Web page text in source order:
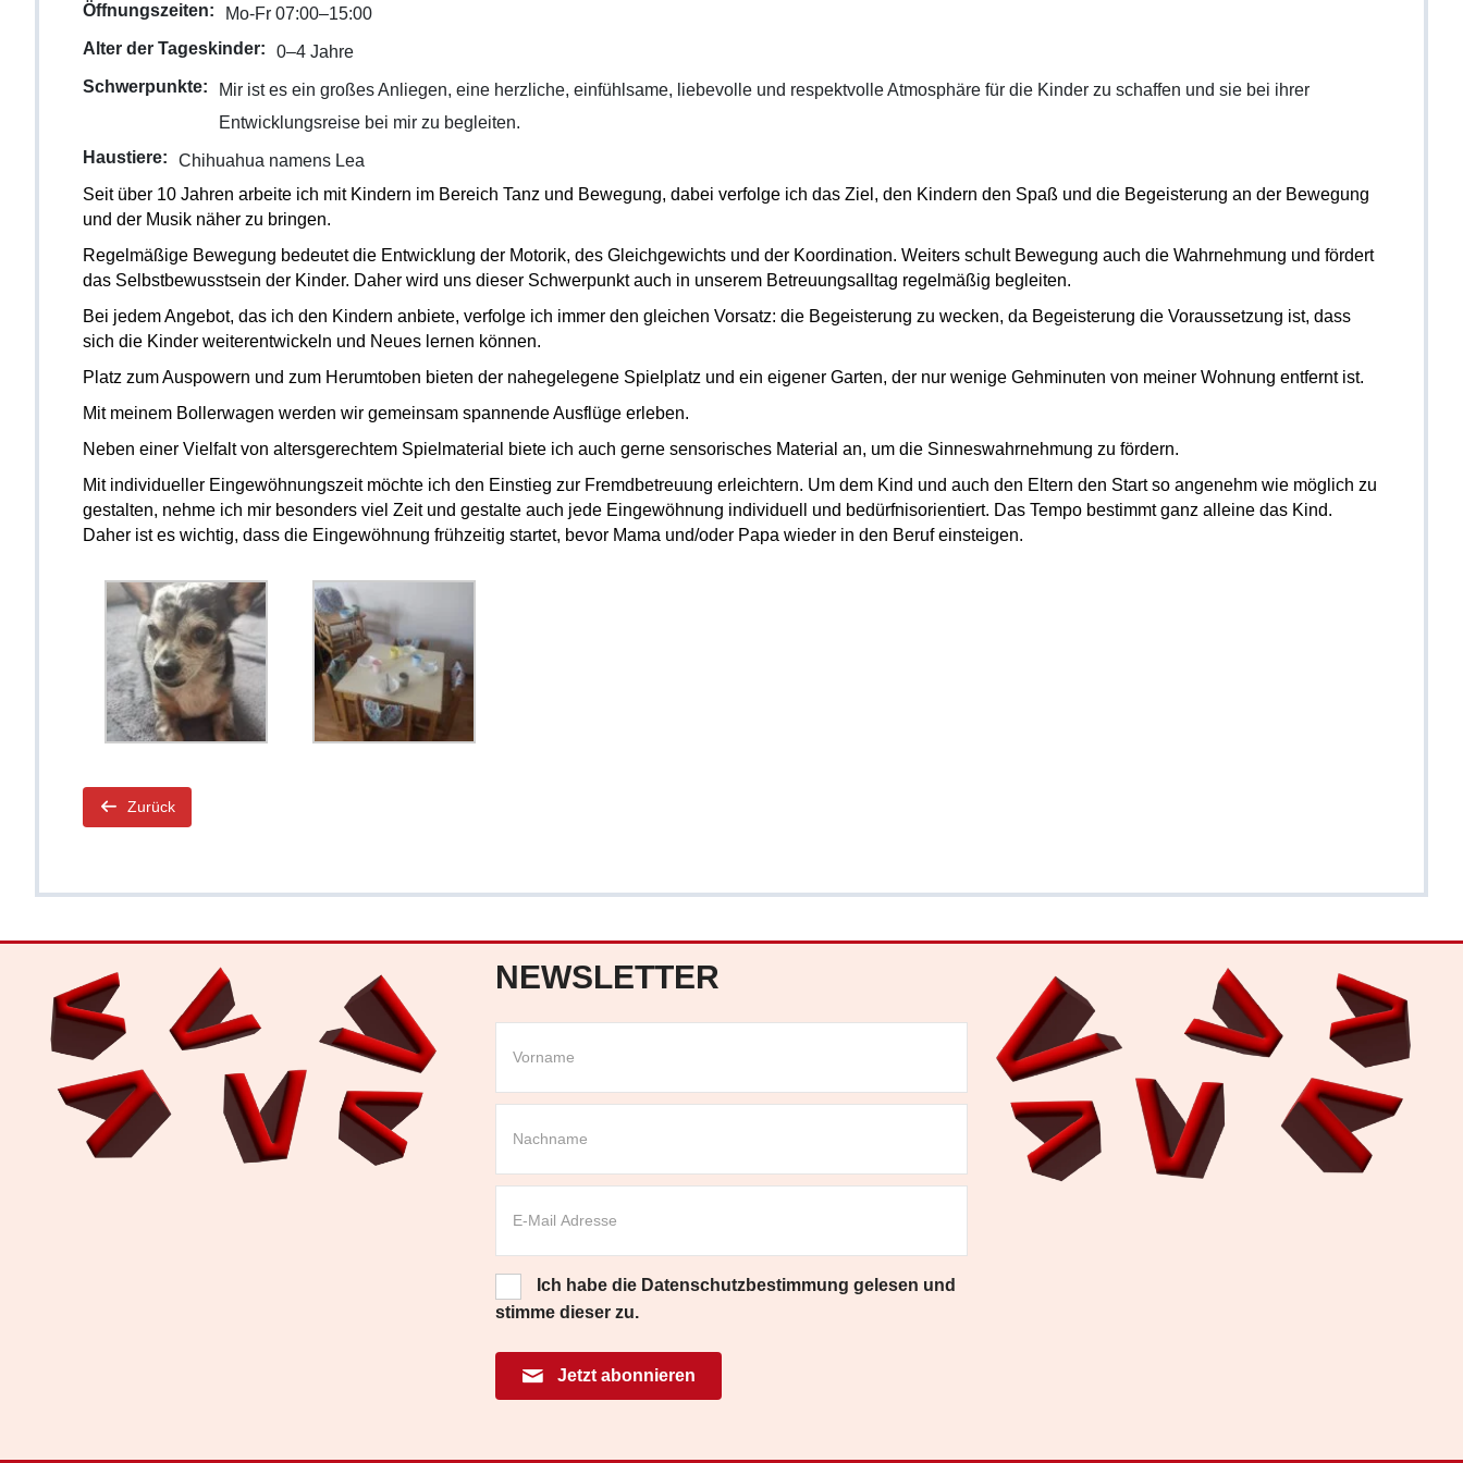
Öffnungszeiten:
Mo-Fr 07:00–15:00
Alter der Tageskinder:
0–4 Jahre
Schwerpunkte:
Mir ist es ein großes Anliegen, eine herzliche, einfühlsame, liebevolle und respektvolle Atmosphäre für die Kinder zu schaffen und sie bei ihrer
Entwicklungsreise bei mir zu begleiten.
Haustiere:
Chihuahua namens Lea
Seit über 10 Jahren arbeite ich mit Kindern im Bereich Tanz und Bewegung, dabei verfolge ich das Ziel, den Kindern den Spaß und die Begeisterung an der Bewegung
und der Musik näher zu bringen.
Regelmäßige Bewegung bedeutet die Entwicklung der Motorik, des Gleichgewichts und der Koordination. Weiters schult Bewegung auch die Wahrnehmung und fördert
das Selbstbewusstsein der Kinder. Daher wird uns dieser Schwerpunkt auch in unserem Betreuungsalltag regelmäßig begleiten.
Bei jedem Angebot, das ich den Kindern anbiete, verfolge ich immer den gleichen Vorsatz: die Begeisterung zu wecken, da Begeisterung die Voraussetzung ist, dass
sich die Kinder weiterentwickeln und Neues lernen können.
Platz zum Auspowern und zum Herumtoben bieten der nahegelegene Spielplatz und ein eigener Garten, der nur wenige Gehminuten von meiner Wohnung entfernt ist.
Mit meinem Bollerwagen werden wir gemeinsam spannende Ausflüge erleben.
Neben einer Vielfalt von altersgerechtem Spielmaterial biete ich auch gerne sensorisches Material an, um die Sinneswahrnehmung zu fördern.
Mit individueller Eingewöhnungszeit möchte ich den Einstieg zur Fremdbetreuung erleichtern. Um dem Kind und auch den Eltern den Start so angenehm wie möglich zu
gestalten, nehme ich mir besonders viel Zeit und gestalte auch jede Eingewöhnung individuell und bedürfnisorientiert. Das Tempo bestimmt ganz alleine das Kind.
Daher ist es wichtig, dass die Eingewöhnung frühzeitig startet, bevor Mama und/oder Papa wieder in den Beruf einsteigen.
Zurück
NEWSLETTER
Ich habe die Datenschutzbestimmung gelesen und
stimme dieser zu.
Jetzt abonnieren